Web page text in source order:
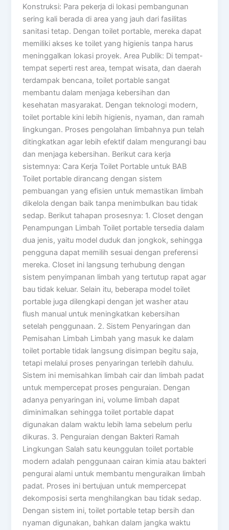
Konstruksi: Para pekerja di lokasi pembangunan
sering kali berada di area yang jauh dari fasilitas
sanitasi tetap. Dengan toilet portable, mereka dapat
memiliki akses ke toilet yang higienis tanpa harus
meninggalkan lokasi proyek. Area Publik: Di tempat-
tempat seperti rest area, tempat wisata, dan daerah
terdampak bencana, toilet portable sangat
membantu dalam menjaga kebersihan dan
kesehatan masyarakat. Dengan teknologi modern,
toilet portable kini lebih higienis, nyaman, dan ramah
lingkungan. Proses pengolahan limbahnya pun telah
ditingkatkan agar lebih efektif dalam mengurangi bau
dan menjaga kebersihan. Berikut cara kerja
sistemnya: Cara Kerja Toilet Portable untuk BAB
Toilet portable dirancang dengan sistem
pembuangan yang efisien untuk memastikan limbah
dikelola dengan baik tanpa menimbulkan bau tidak
sedap. Berikut tahapan prosesnya: 1. Closet dengan
Penampungan Limbah Toilet portable tersedia dalam
dua jenis, yaitu model duduk dan jongkok, sehingga
pengguna dapat memilih sesuai dengan preferensi
mereka. Closet ini langsung terhubung dengan
sistem penyimpanan limbah yang tertutup rapat agar
bau tidak keluar. Selain itu, beberapa model toilet
portable juga dilengkapi dengan jet washer atau
flush manual untuk meningkatkan kebersihan
setelah penggunaan. 2. Sistem Penyaringan dan
Pemisahan Limbah Limbah yang masuk ke dalam
toilet portable tidak langsung disimpan begitu saja,
tetapi melalui proses penyaringan terlebih dahulu.
Sistem ini memisahkan limbah cair dan limbah padat
untuk mempercepat proses penguraian. Dengan
adanya penyaringan ini, volume limbah dapat
diminimalkan sehingga toilet portable dapat
digunakan dalam waktu lebih lama sebelum perlu
dikuras. 3. Penguraian dengan Bakteri Ramah
Lingkungan Salah satu keunggulan toilet portable
modern adalah penggunaan cairan kimia atau bakteri
pengurai alami untuk membantu menguraikan limbah
padat. Proses ini bertujuan untuk mempercepat
dekomposisi serta menghilangkan bau tidak sedap.
Dengan sistem ini, toilet portable tetap bersih dan
nyaman digunakan, bahkan dalam jangka waktu